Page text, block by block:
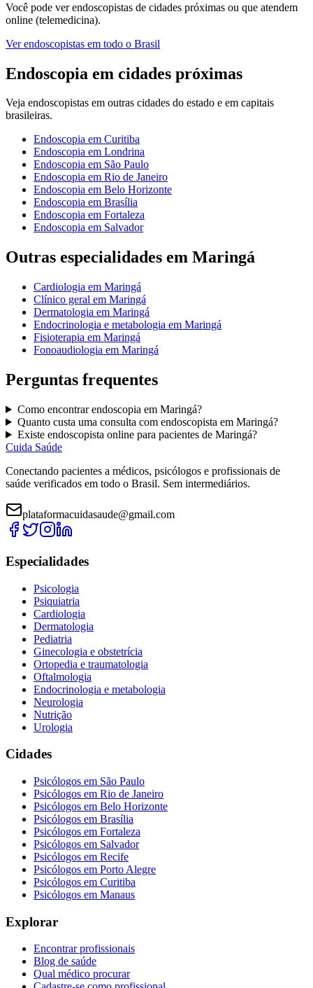
Você pode verendoscopistas de cidades próximas ou que atendem
online (telemedicina).
Verendoscopistas em todo o Brasil
Endoscopia em cidades próximas
Veja endoscopistas em outras cidades do estado e em capitais
brasileiras.
Endoscopia em Curitiba
Endoscopia em Londrina
Endoscopia em São Paulo
Endoscopia em Rio de Janeiro
Endoscopia em Belo Horizonte
Endoscopia em Brasília
Endoscopia em Fortaleza
Endoscopia em Salvador
Outras especialidades em Maringá
Cardiologia em Maringá
Clínico geral em Maringá
Dermatologia em Maringá
Endocrinologia e metabologia em Maringá
Fisioterapia em Maringá
Fonoaudiologia em Maringá
Perguntas frequentes
Como encontrarendoscopia em Maringá?
Quanto custa uma consulta com endoscopista em Maringá?
Existe endoscopista online para pacientes de Maringá?
Cuida Saúde
Conectando pacientes a médicos, psicólogos e profissionais de
saúde verificados em todo o Brasil. Sem intermediários.
plataformacuidasaude@gmail.com
Especialidades
Psicologia
Psiquiatria
Cardiologia
Dermatologia
Pediatria
Ginecologia e obstetrícia
Ortopedia e traumatologia
Oftalmologia
Endocrinologia e metabologia
Neurologia
Nutrição
Urologia
Cidades
Psicólogos em São Paulo
Psicólogos em Rio de Janeiro
Psicólogos em Belo Horizonte
Psicólogos em Brasília
Psicólogos em Fortaleza
Psicólogos em Salvador
Psicólogos em Recife
Psicólogos em Porto Alegre
Psicólogos em Curitiba
Psicólogos em Manaus
Explorar
Encontrar profissionais
Blog de saúde
Qual médico procurar